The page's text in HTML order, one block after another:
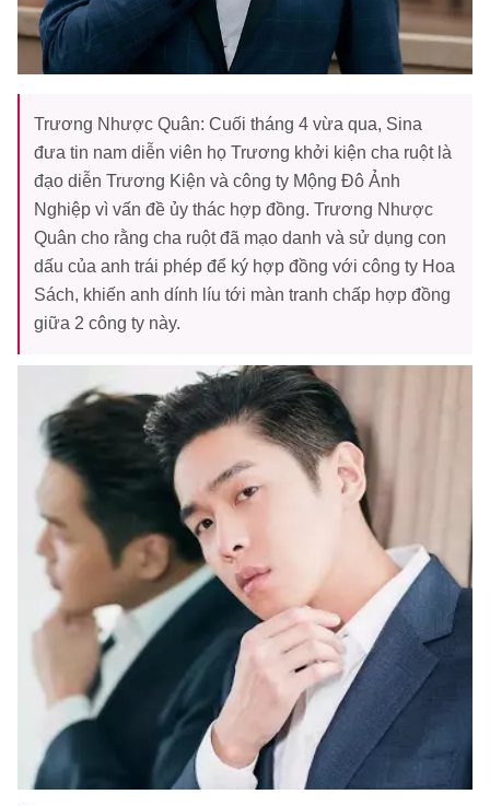
Trương Nhược Quân: Cuối tháng 4 vừa qua, Sina
đưa tin nam diễn viên họ Trương khởi kiện cha ruột là
đạo diễn Trương Kiện và công ty Mộng Đô Ảnh
Nghiệp vì vấn đề ủy thác hợp đồng. Trương Nhược
Quân cho rằng cha ruột đã mạo danh và sử dụng con
dấu của anh trái phép để ký hợp đồng với công ty Hoa
Sách, khiến anh dính líu tới màn tranh chấp hợp đồng
giữa 2 công ty này.